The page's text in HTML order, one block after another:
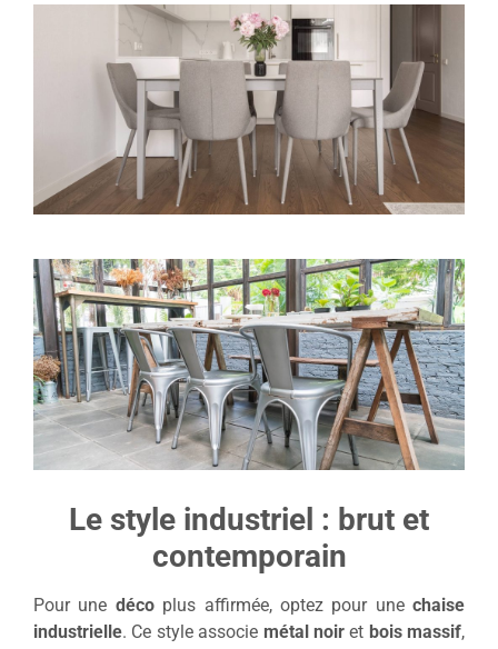
Le style industriel : brut et
contemporain
Pour une décoplus affirmée, optez pour une chaise
industrielle. Ce style associe métal noiret bois massif,